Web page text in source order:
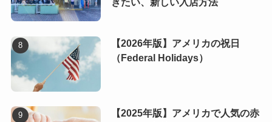
【2026年版】アメリカの祝日
（Federal Holidays）
【2025年版】アメリカで人気の赤